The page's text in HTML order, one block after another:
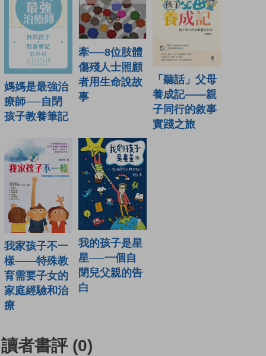
媽媽是最強治
療師──自閉
孩子教養筆記
牽──8位肢體
傷殘人士照顧
者用生命說故
事
「聽話」父母
養成記——親
子同行的敘事
實踐之旅
我家孩子不一
樣——特殊教
育需要子女的
家庭經驗和治
療
我的孩子是星
星──一個自
閉兒父親的告
白
讀者書評 (0)